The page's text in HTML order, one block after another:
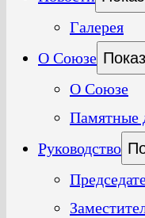
Галерея
О Союзе
О Союзе
Памятные
Руководство